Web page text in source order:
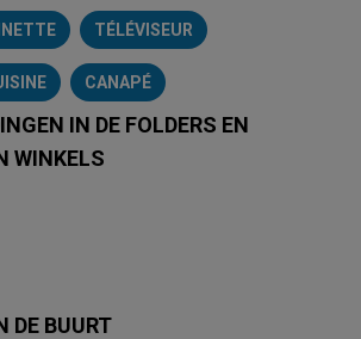
TÉLÉVISEUR
CANAPÉ
IN DE FOLDERS EN
WINKELS
DE BUURT